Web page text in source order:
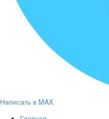
Написать в MAX